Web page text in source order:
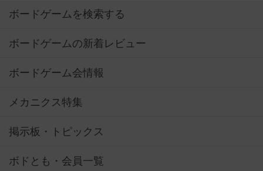
ボードゲームを検索する
ボードゲームの新着レビュー
ボードゲーム会情報
メカニクス特集
掲示板・トピックス
ボドとも・会員一覧